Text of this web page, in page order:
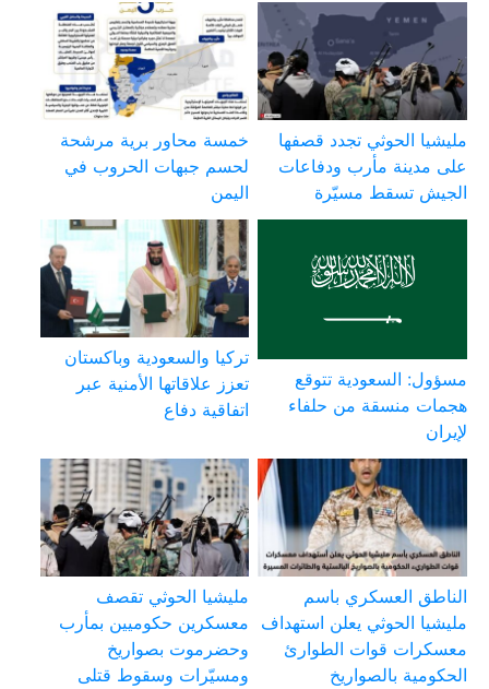
مليشيا الحوثي تجدد قصفها
على مدينة مأرب ودفاعات
الجيش تسقط مسيّرة
خمسة محاور برية مرشحة
لحسم جبهات الحروب في
اليمن
مسؤول: السعودية تتوقع
هجمات منسقة من حلفاء
لإيران
تركيا والسعودية وباكستان
تعزز علاقاتها الأمنية عبر
اتفاقية دفاع
الناطق العسكري باسم
مليشيا الحوثي يعلن استهداف
معسكرات قوات الطوارئ
الحكومية بالصواريخ
مليشيا الحوثي تقصف
معسكرين حكوميين بمأرب
وحضرموت بصواريخ
ومسيّرات وسقوط قتلى